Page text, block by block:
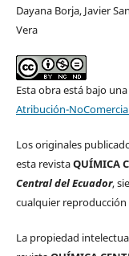
Dayana Borja, Javier
Vera
Esta obra está bajo
Atribución-
Los originales
esta revistaQUÍMICA
Central del Ecuador,
cualquier
La propiedad